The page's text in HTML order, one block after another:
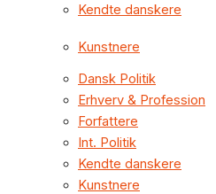
Kendte danskere
Kunstnere
Dansk Politik
Erhverv & Profession
Forfattere
Int. Politik
Kendte danskere
Kunstnere